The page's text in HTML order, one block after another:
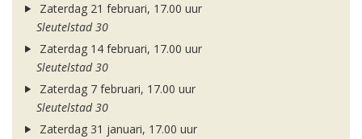
Zaterdag 21 februari, 17.00 uur
Sleutelstad 30
Zaterdag 14 februari, 17.00 uur
Sleutelstad 30
Zaterdag 7 februari, 17.00 uur
Sleutelstad 30
Zaterdag 31 januari, 17.00 uur